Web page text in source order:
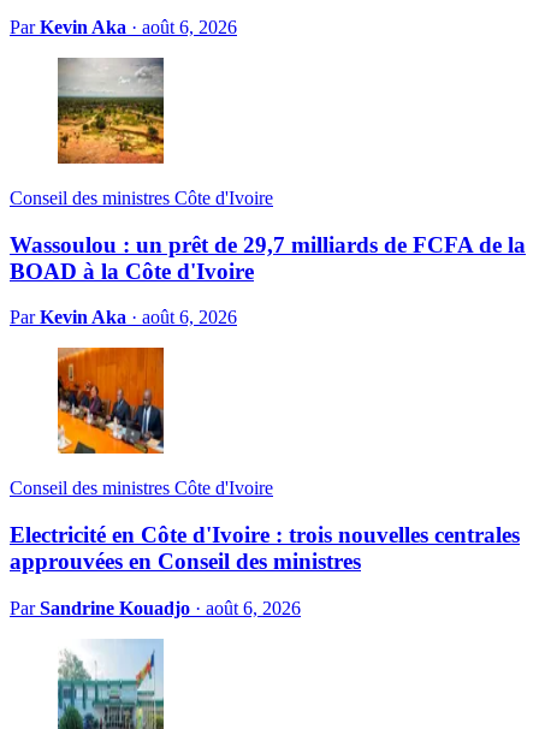
ParKevin Aka · août 6, 2026
Conseil des ministres Côte d'Ivoire
Wassoulou : un prêt de 29,7 milliards de FCFA de la
BOAD à la Côte d'Ivoire
ParKevin Aka · août 6, 2026
Conseil des ministres Côte d'Ivoire
Electricité en Côte d'Ivoire : trois nouvelles centrales
approuvées en Conseil des ministres
ParSandrine Kouadjo · août 6, 2026